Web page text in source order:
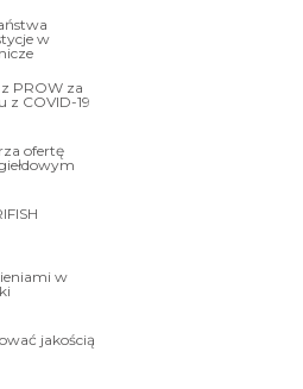
w
PROW za
z COVID-19
ofertę
w
jakością